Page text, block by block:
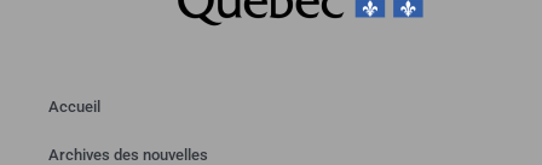
Accueil
Archives des nouvelles